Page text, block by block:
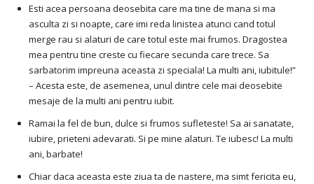
Esti acea persoana deosebita care ma tine de mana si ma
asculta zi si noapte, care imi reda linistea atunci cand totul
merge rau si alaturi de care totul este mai frumos. Dragostea
mea pentru tine creste cu fiecare secunda care trece. Sa
sarbatorim impreuna aceasta zi speciala! La multi ani, iubitule!”
– Acesta este, de asemenea, unul dintre cele mai deosebite
mesaje de la multi ani pentru iubit.
Ramai la fel de bun, dulce si frumos sufleteste! Sa ai sanatate,
iubire, prieteni adevarati. Si pe mine alaturi. Te iubesc! La multi
ani, barbate!
Chiar daca aceasta este ziua ta de nastere, ma simt fericita eu,